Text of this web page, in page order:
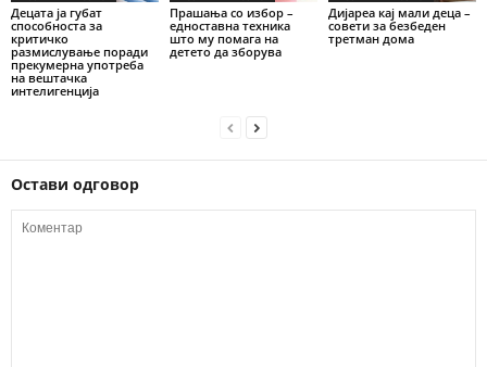
Децата ја губат
способноста за
критичко
размислување поради
прекумерна употреба
на вештачка
интелигенција
Прашања со избор –
едноставна техника
што му помага на
детето да зборува
Дијареа кај мали деца –
совети за безбеден
третман дома
Остави одговор